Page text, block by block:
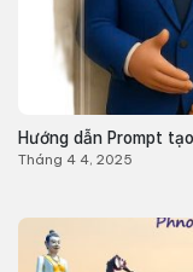
Hướng dẫn Prompt
Tháng 4 4, 2025